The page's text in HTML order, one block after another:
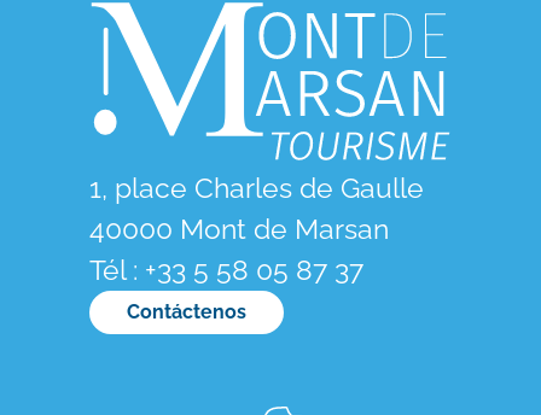
1, place Charles de Gaulle
40000 Mont de Marsan
Tél : +33 5 58 05 87 37
Contáctenos